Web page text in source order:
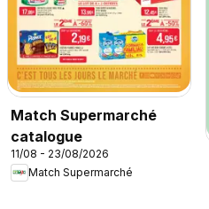
Match Supermarché
catalogue
11/08 - 23/08/2026
Match Supermarché